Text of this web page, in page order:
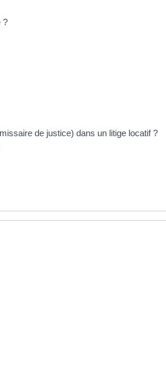
?
de justice) dans un litige locatif ?